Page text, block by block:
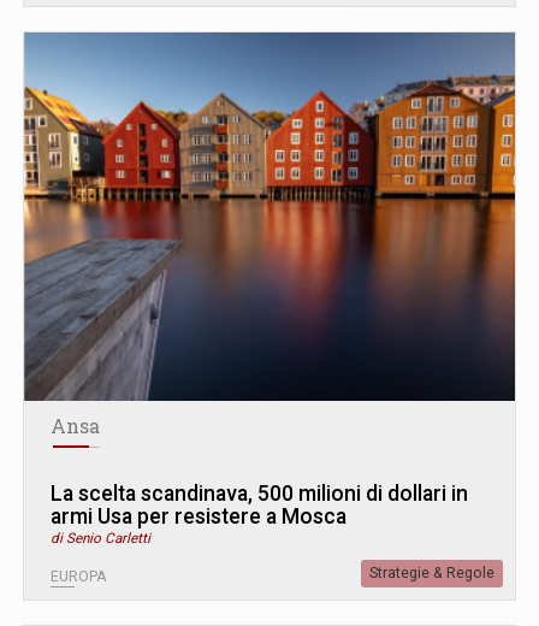
Ansa
La scelta scandinava, 500 milioni di dollari in
armi Usa per resistere a Mosca
di Senio Carletti
EUROPA Strategie & Regole